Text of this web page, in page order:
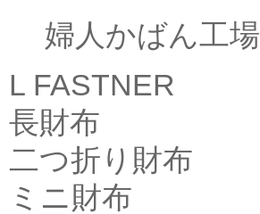
婦人かばん工場
L FASTNER
長財布
二つ折り財布
ミニ財布